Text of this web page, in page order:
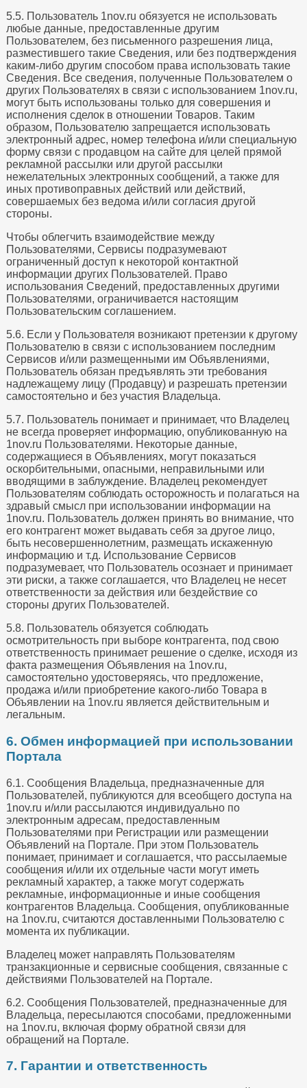
5.5. Пользователь 1nov.ru обязуется не использовать
любые данные, предоставленные другим
Пользователем, без письменного разрешения лица,
разместившего такие Сведения, или без подтверждения
каким-либо другим способом права использовать такие
Сведения. Все сведения, полученные Пользователем о
других Пользователях в связи с использованием 1nov.ru,
могут быть использованы только для совершения и
исполнения сделок в отношении Товаров. Таким
образом, Пользователю запрещается использовать
электронный адрес, номер телефона и/или специальную
форму связи с продавцом на сайте для целей прямой
рекламной рассылки или другой рассылки
нежелательных электронных сообщений, а также для
иных противоправных действий или действий,
совершаемых без ведома и/или согласия другой
стороны.
Чтобы облегчить взаимодействие между
Пользователями, Сервисы подразумевают
ограниченный доступ к некоторой контактной
информации других Пользователей. Право
использования Сведений, предоставленных другими
Пользователями, ограничивается настоящим
Пользовательским соглашением.
5.6. Если у Пользователя возникают претензии к другому
Пользователю в связи с использованием последним
Сервисов и/или размещенными им Объявлениями,
Пользователь обязан предъявлять эти требования
надлежащему лицу (Продавцу) и разрешать претензии
самостоятельно и без участия Владельца.
5.7. Пользователь понимает и принимает, что Владелец
не всегда проверяет информацию, опубликованную на
1nov.ru Пользователями. Некоторые данные,
содержащиеся в Объявлениях, могут показаться
оскорбительными, опасными, неправильными или
вводящими в заблуждение. Владелец рекомендует
Пользователям соблюдать осторожность и полагаться на
здравый смысл при использовании информации на
1nov.ru. Пользователь должен принять во внимание, что
его контрагент может выдавать себя за другое лицо,
быть несовершеннолетним, размещать искаженную
информацию и т.д. Использование Сервисов
подразумевает, что Пользователь осознает и принимает
эти риски, а также соглашается, что Владелец не несет
ответственности за действия или бездействие со
стороны других Пользователей.
5.8. Пользователь обязуется соблюдать
осмотрительность при выборе контрагента, под свою
ответственность принимает решение о сделке, исходя из
факта размещения Объявления на 1nov.ru,
самостоятельно удостоверяясь, что предложение,
продажа и/или приобретение какого-либо Товара в
Объявлении на 1nov.ru является действительным и
легальным.
6. Обмен информацией при использовании
Портала
6.1. Сообщения Владельца, предназначенные для
Пользователей, публикуются для всеобщего доступа на
1nov.ru и/или рассылаются индивидуально по
электронным адресам, предоставленным
Пользователями при Регистрации или размещении
Объявлений на Портале. При этом Пользователь
понимает, принимает и соглашается, что рассылаемые
сообщения и/или их отдельные части могут иметь
рекламный характер, а также могут содержать
рекламные, информационные и иные сообщения
контрагентов Владельца. Сообщения, опубликованные
на 1nov.ru, считаются доставленными Пользователю с
момента их публикации.
Владелец может направлять Пользователям
транзакционные и сервисные сообщения, связанные с
действиями Пользователей на Портале.
6.2. Сообщения Пользователей, предназначенные для
Владельца, пересылаются способами, предложенными
на 1nov.ru, включая форму обратной связи для
обращений на Портале.
7. Гарантии и ответственность